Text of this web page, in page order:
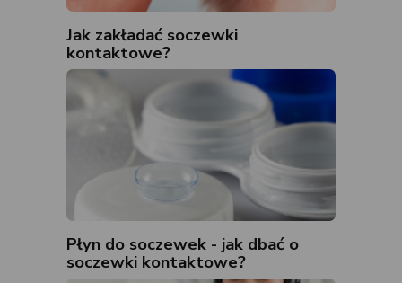
Jak zakładać soczewki
kontaktowe?
Płyn do soczewek - jak dbać o
soczewki kontaktowe?